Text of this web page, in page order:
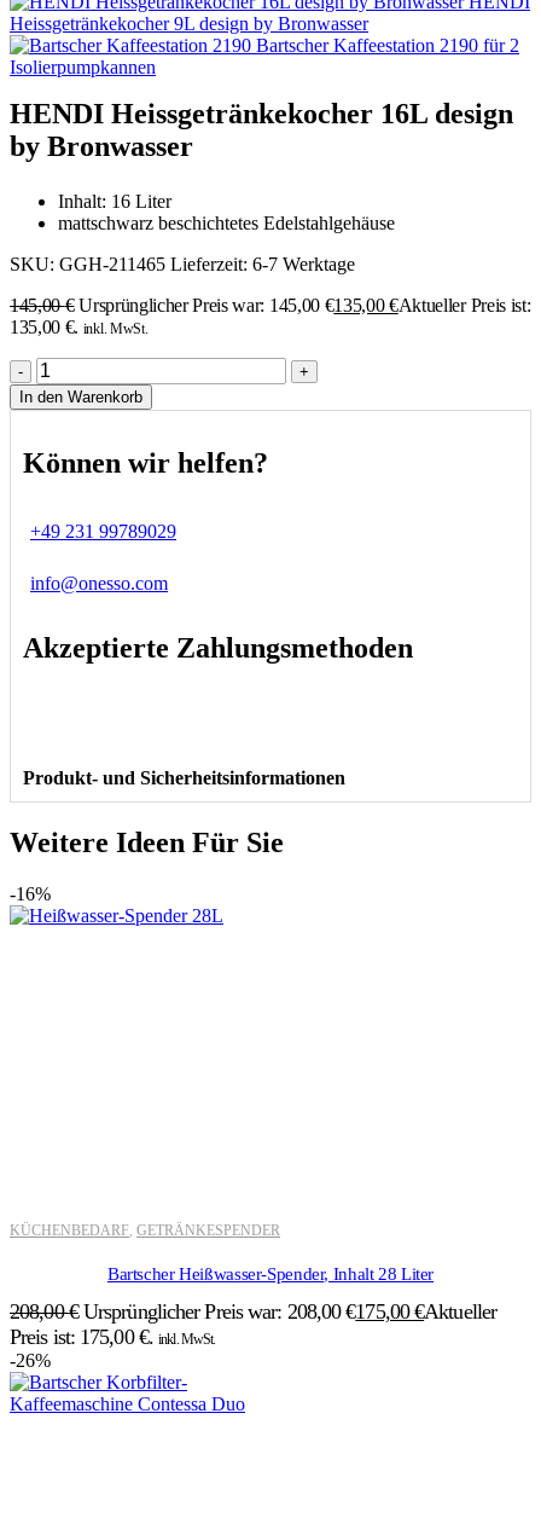
Heissgetränkekocher 9L design by Bronwasser
Bartscher Kaffeestation 2190 für 2
Isolierpumpkannen
HENDI Heissgetränkekocher 16L design
by Bronwasser
Inhalt: 16 Liter
mattschwarz beschichtetes Edelstahlgehäuse
SKU: GGH-211465 Lieferzeit: 6-7 Werktage
145,00€ Ursprünglicher Preis war: 145,00 €135,00€Aktueller Preis ist:
135,00 €. inkl. MwSt.
-
+
In den Warenkorb
Können wir helfen?
+49 231 99789029
info@onesso.com
Akzeptierte Zahlungsmethoden
Produkt- und Sicherheitsinformationen
Weitere Ideen Für Sie
-16%
KÜCHENBEDARF GETRÄNKESPENDER
Bartscher Heißwasser-Spender, Inhalt 28 Liter
208,00€ Ursprünglicher Preis war: 208,00 €175,00€Aktueller
Preis ist: 175,00 €. inkl. MwSt.
-26%